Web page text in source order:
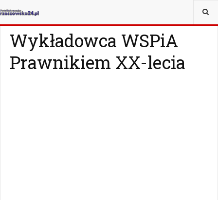
JESTEŚ TUTAJ:
Wykładowca WSPiA
Prawnikiem XX-lecia